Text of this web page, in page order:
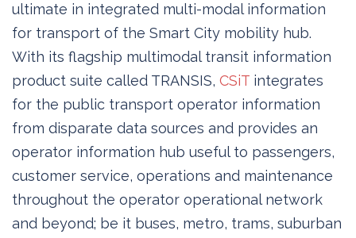
ultimate in integrated multi-modal information
for transport of the Smart City mobility hub.
With its flagship multimodal transit information
product suite called TRANSIS, CSiT integrates
for the public transport operator information
from disparate data sources and provides an
operator information hub useful to passengers,
customer service, operations and maintenance
throughout the operator operational network
and beyond; be it buses, metro, trams, suburban